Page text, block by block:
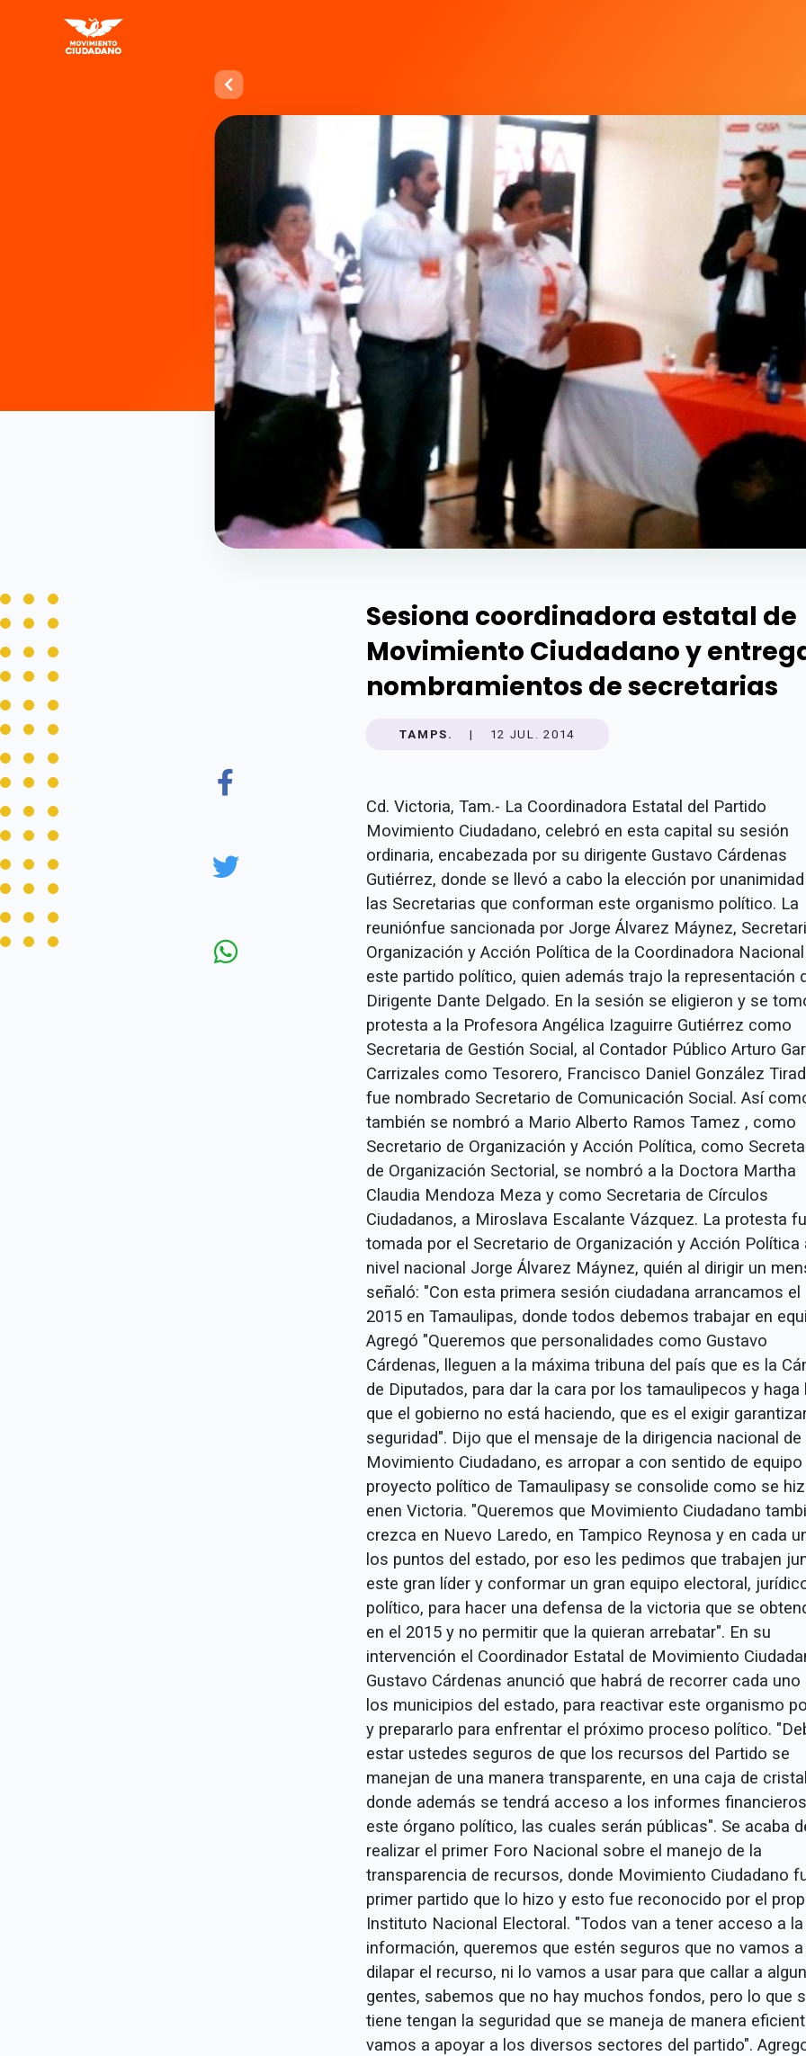
Sesiona coordinadora estatal de
Movimiento Ciudadano y
nombramientos de secretarias
TAMPS. | 12 JUL. 2014
Cd. Victoria, Tam.- La Coordinadora Estatal del Partido
Movimiento Ciudadano, celebró en esta capital su sesión
ordinaria, encabezada por su dirigente Gustavo Cárdenas
Gutiérrez, donde se llevó a cabo la elección por
las Secretarias que conforman este organismo político. La
reuniónfue sancionada por Jorge Álvarez Máynez,
Organización y Acción Política de la Coordinadora
este partido político, quien además trajo la representación
Dirigente Dante Delgado. En la sesión se eligieron y se
protesta a la Profesora Angélica Izaguirre Gutiérrez como
Secretaria de Gestión Social, al Contador Público Arturo
Carrizales como Tesorero, Francisco Daniel González
fue nombrado Secretario de Comunicación Social. Así
también se nombró a Mario Alberto Ramos Tamez , como
Secretario de Organización y Acción Política, como
de Organización Sectorial, se nombró a la Doctora Martha
Claudia Mendoza Meza y como Secretaria de Círculos
Ciudadanos, a Miroslava Escalante Vázquez. La protesta
tomada por el Secretario de Organización y Acción Política
nivel nacional Jorge Álvarez Máynez, quién al dirigir un
señaló: "Con esta primera sesión ciudadana arrancamos el
2015 en Tamaulipas, donde todos debemos trabajar en
Agregó "Queremos que personalidades como Gustavo
Cárdenas, lleguen a la máxima tribuna del país que es la
de Diputados, para dar la cara por los tamaulipecos y haga
que el gobierno no está haciendo, que es el exigir
seguridad". Dijo que el mensaje de la dirigencia nacional de
Movimiento Ciudadano, es arropar a con sentido de equipo
proyecto político de Tamaulipasy se consolide como se
enen Victoria. "Queremos que Movimiento Ciudadano
crezca en Nuevo Laredo, en Tampico Reynosa y en cada
los puntos del estado, por eso les pedimos que trabajen
este gran líder y conformar un gran equipo electoral,
político, para hacer una defensa de la victoria que se
en el 2015 y no permitir que la quieran arrebatar". En su
intervención el Coordinador Estatal de Movimiento
Gustavo Cárdenas anunció que habrá de recorrer cada uno
los municipios del estado, para reactivar este organismo
y prepararlo para enfrentar el próximo proceso político.
estar ustedes seguros de que los recursos del Partido se
manejan de una manera transparente, en una caja de
donde además se tendrá acceso a los informes
este órgano político, las cuales serán públicas". Se acaba
realizar el primer Foro Nacional sobre el manejo de la
transparencia de recursos, donde Movimiento Ciudadano
primer partido que lo hizo y esto fue reconocido por el
Instituto Nacional Electoral. "Todos van a tener acceso a la
información, queremos que estén seguros que no vamos a
dilapar el recurso, ni lo vamos a usar para que callar a
gentes, sabemos que no hay muchos fondos, pero lo que
tiene tengan la seguridad que se maneja de manera
vamos a apoyar a los diversos sectores del partido".